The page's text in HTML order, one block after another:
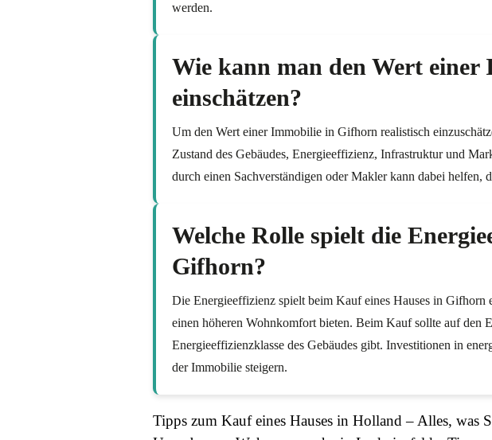
werden.
Wie kann man den Wert
einschätzen?
Um den Wert einer Immobilie in Gifhorn realistisch
Zustand des Gebäudes, Energieeffizienz, Infrastruktur und
durch einen Sachverständigen oder Makler kann dabei
Welche Rolle spielt die
Gifhorn?
Die Energieeffizienz spielt beim Kauf eines Hauses in
einen höheren Wohnkomfort bieten. Beim Kauf sollte auf den
Energieeffizienzklasse des Gebäudes gibt. Investitionen in
der Immobilie steigern.
Tipps zum Kauf eines Hauses in Holland – Alles, was